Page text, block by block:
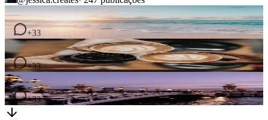
4 comentários
+33
2 comentários
7 comentários
03